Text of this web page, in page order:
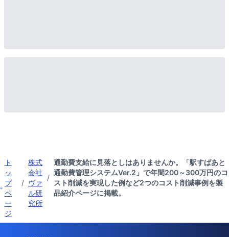
ト
ッ
プ
ペ
ー
ジ
/
株式
会社
ヴァ
ル研
究所
/
通勤費支給に見落としはありませんか。「駅すぱあと
通勤費管理システムVer.2」で年間200～300万円のコ
スト削減を実現した例など2つのコスト削減事例を製
品紹介ページに掲載。